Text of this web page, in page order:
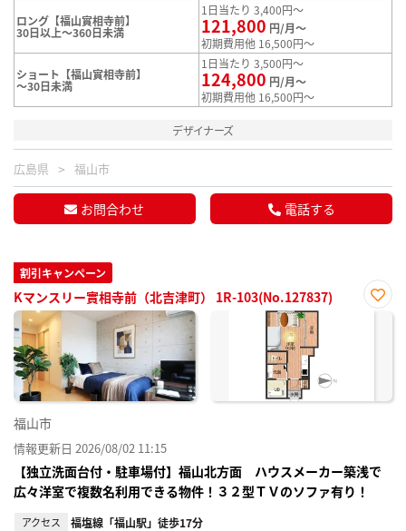
ロング【福山實相寺前】
30日以上～360日未満
1日当たり 3,400円～
121,800 円/月～
初期費用他 16,500円～
ショート【福山實相寺前】
～30日未満
1日当たり 3,500円～
124,800 円/月～
初期費用他 16,500円～
デザイナーズ
広島県 福山市
お問合わせ 電話する
割引キャンペーン
Kマンスリー實相寺前（北吉津町） 1R-103(No.127837)
お気
福山市
情報更新日 2026/08/02 11:15
【独立洗面台付・駐車場付】福山北方面 ハウスメーカー築浅で
広々洋室で複数名利用できる物件！３２型ＴＶのソファ有り！
アクセス 福塩線「福山駅」徒歩17分